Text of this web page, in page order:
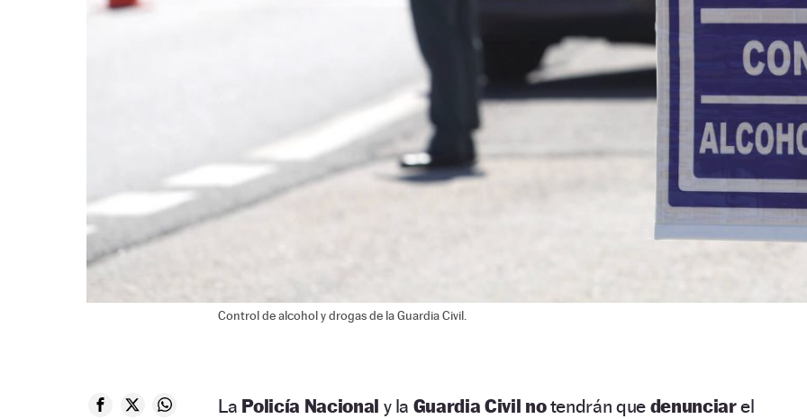
Control de alcohol y drogas de la Guardia Civil.
La Policía Nacional y la Guardia Civil notendrán que denunciarel